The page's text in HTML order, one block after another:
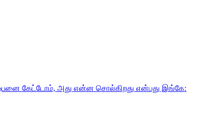
கேட்டோம், அது என்ன சொல்கிறது என்பது இங்கே: